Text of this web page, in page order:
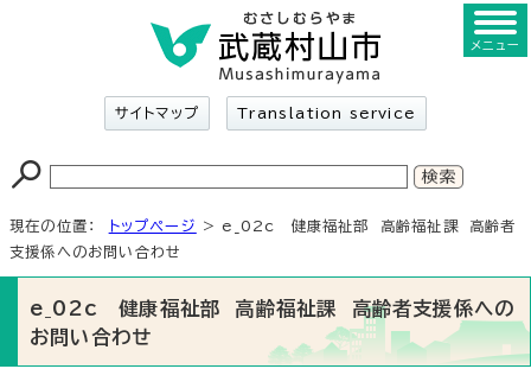
サイトマップ Translation service
メニュー
現在の位置： トップページ
> e_02c 健康福祉部 高齢福祉課 高齢者
支援係へのお問い合わせ
e_02c 健康福祉部 高齢福祉課 高齢者支援係への
お問い合わせ